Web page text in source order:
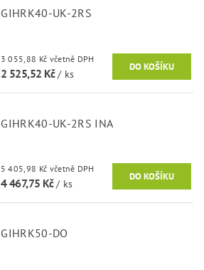
GIHRK40-UK-2RS
3 055,88 Kč včetně DPH
2 525,52 Kč/ ks
GIHRK40-UK-2RS INA
5 405,98 Kč včetně DPH
4 467,75 Kč/ ks
GIHRK50-DO